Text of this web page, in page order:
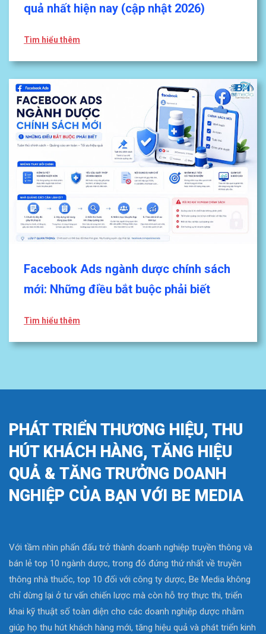
quả nhất hiện nay (cập nhật 2026)
Tìm hiểu thêm
Facebook Ads ngành dược chính sách
mới: Những điều bắt buộc phải biết
Tìm hiểu thêm
PHÁT TRIỂN THƯƠNG HIỆU, THU
HÚT KHÁCH HÀNG, TĂNG HIỆU
QUẢ & TĂNG TRƯỞNG DOANH
NGHIỆP CỦA BẠN VỚI BE MEDIA
Với tầm nhìn phấn đấu trở thành doanh nghiệp truyền thông và
bán lẻ top 10 ngành dược, trong đó đứng thứ nhất về truyền
thông nhà thuốc, top 10 đối với công ty dược, Be Media không
chỉ dừng lại ở tư vấn chiến lược mà còn hỗ trợ thực thi, triển
khai kỹ thuật số toàn diện cho các doanh nghiệp dược nhằm
giúp họ thu hút khách hàng mới, tăng hiệu quả và phát triển kinh